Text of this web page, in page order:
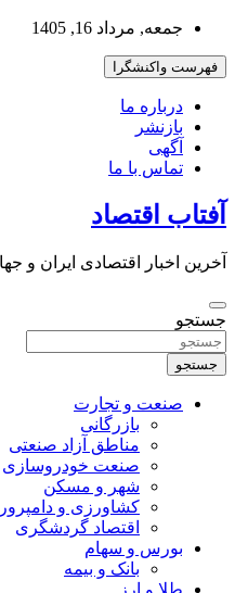
بروید
جمعه, مرداد 16, 1405
فهرست واکنشگرا
درباره ما
بازنشر
آگهی
تماس با ما
آفتاب اقتصاد
آخرین اخبار اقتصادی ایران و
جستجو
جستجو
صنعت و تجارت
بازرگانی
مناطق آزاد صنعتی
صنعت خودروسازی
شهر و مسکن
کشاورزی و
اقتصاد گردشگری
بورس و سهام
بانک و بیمه
طلا و ارز